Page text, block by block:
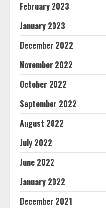
February 2023
January 2023
December 2022
November 2022
October 2022
September 2022
August 2022
July 2022
June 2022
January 2022
December 2021